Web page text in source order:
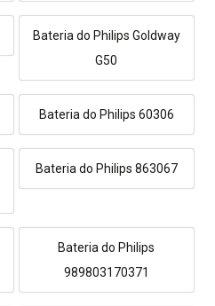
Bateria do Philips Goldway
G50
Bateria do Philips 60306
Bateria do Philips 863067
Bateria do Philips
989803170371